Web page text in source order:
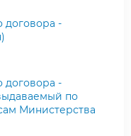
договора -
договора -
по
Министерства